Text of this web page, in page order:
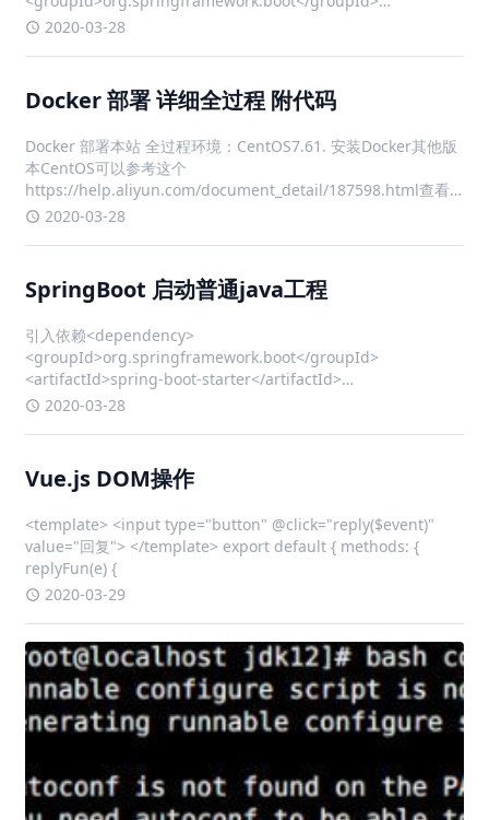
<artifactId>spring-boot-starter-w
2020-03-28
Docker 部署 详细全过程 附代码
Docker 部署本站 全过程环境：CentOS7.61. 安装Docker其他版
本CentOS可以参考这个
https://help.aliyun.com/document_detail/187598.html查看
本机内核版本，内核版本需高于 3.10uname -r 确保 yum 包最新
2020-03-28
SpringBoot 启动普通java工程
引入依赖<dependency>
<groupId>org.springframework.boot</groupId>
<artifactId>spring-boot-starter</artifactId>
<version>2.0.9</version> </dependency>
2020-03-28
Vue.js DOM操作
<template> <input type="button" @click="reply($event)"
value="回复"> </template> export default { methods: {
replyFun(e) {
2020-03-29